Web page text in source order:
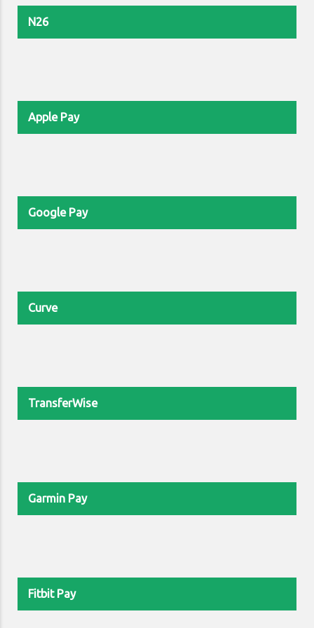
N26
Apple Pay
Google Pay
Curve
TransferWise
Garmin Pay
Fitbit Pay